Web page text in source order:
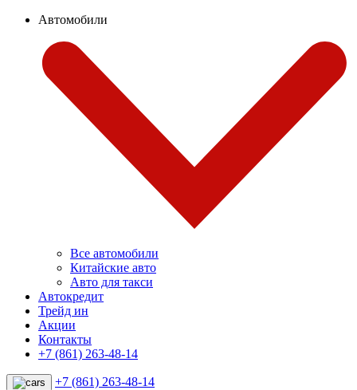
Автомобили
Все автомобили
Китайские авто
Авто для такси
Автокредит
Трейд ин
Акции
Контакты
+7 (861) 263-48-14
+7 (861) 263-48-14